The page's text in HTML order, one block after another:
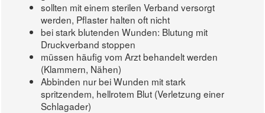
sollten mit einem sterilen Verband versorgt
werden, Pflaster halten oft nicht
bei stark blutenden Wunden: Blutung mit
Druckverband stoppen
müssen häufig vom Arzt behandelt werden
(Klammern, Nähen)
Abbinden nur bei Wunden mit stark
spritzendem, hellrotem Blut (Verletzung einer
Schlagader)